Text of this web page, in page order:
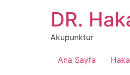
DR.
Akupunktur
Ana Sayfa